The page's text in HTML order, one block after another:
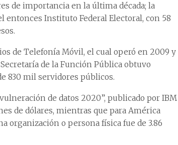
de importancia en la última década; la
entonces Instituto Federal Electoral, con 58
de Telefonía Móvil, el cual operó en 2009 y
de la Función Pública obtuvo
830 mil servidores públicos.
de datos 2020”, publicado por IBM
de dólares, mientras que para América
organización o persona física fue de 3.86